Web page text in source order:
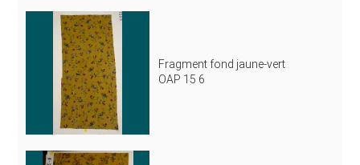
Fragment fond jaune-vert
OAP 15 6